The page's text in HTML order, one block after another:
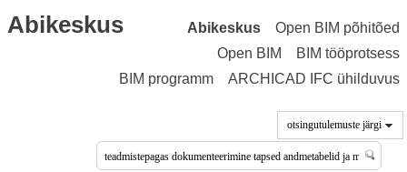
Abikeskus Abikeskus
Open BIM põhitõed
Open BIM
BIM tööprotsess
BIM programm
ARCHICAD IFC ühilduvus
otsingutulemuste järgi